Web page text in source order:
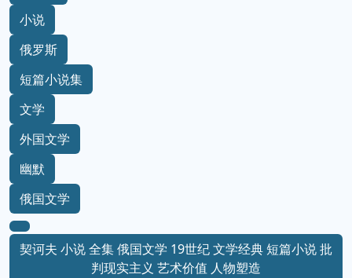
小说
俄罗斯
短篇小说集
文学
外国文学
幽默
俄国文学
契诃夫 小说 全集 俄国文学 19世纪 文学经典 短篇小说 批
判现实主义 艺术价值 人物塑造